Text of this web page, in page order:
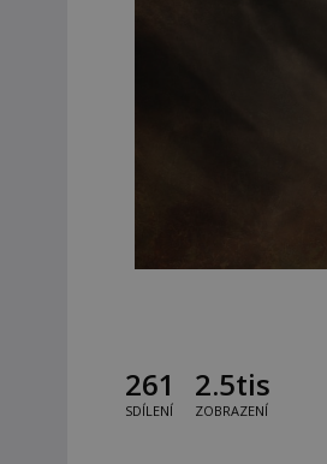
261
SDÍLENÍ
2.5tis
ZOBRAZENÍ